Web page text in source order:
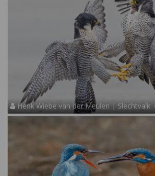
Henk Wiebe van der Meulen | Slechtvalk